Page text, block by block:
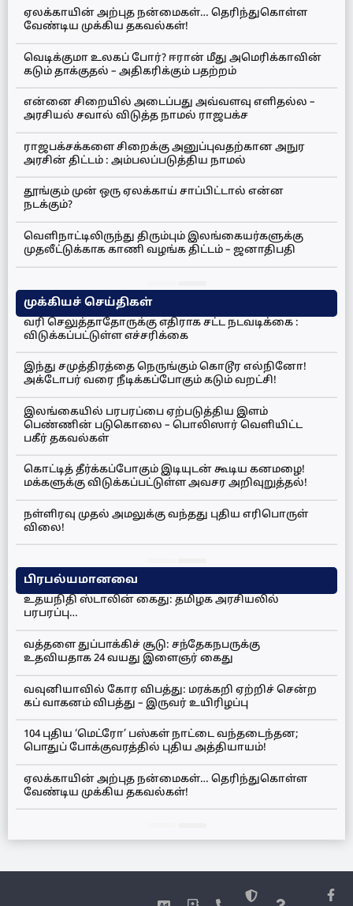
ஏலக்காயின் அற்புத நன்மைகள்… தெரிந்துகொள்ள
வேண்டிய முக்கிய தகவல்கள்!
வெடிக்குமா உலகப் போர்? ஈரான் மீது அமெரிக்காவின்
கடும் தாக்குதல் – அதிகரிக்கும் பதற்றம்
என்னை சிறையில் அடைப்பது அவ்வளவு எளிதல்ல –
அரசியல் சவால் விடுத்த நாமல் ராஜபக்ச
ராஜபக்சக்களை சிறைக்கு அனுப்புவதற்கான அநுர
அரசின் திட்டம் : அம்பலப்படுத்திய நாமல்
தூங்கும் முன் ஒரு ஏலக்காய் சாப்பிட்டால் என்ன
நடக்கும்?
வெளிநாட்டிலிருந்து திரும்பும் இலங்கையர்களுக்கு
முதலீட்டுக்காக காணி வழங்க திட்டம் – ஜனாதிபதி
முக்கியச் செய்திகள்
வரி செலுத்தாதோருக்கு எதிராக சட்ட நடவடிக்கை :
விடுக்கப்பட்டுள்ள எச்சரிக்கை
இந்து சமுத்திரத்தை நெருங்கும் கொடூர எல்நினோ!
அக்டோபர் வரை நீடிக்கப்போகும் கடும் வறட்சி!
இலங்கையில் பரபரப்பை ஏற்படுத்திய இளம்
பெண்ணின் படுகொலை – பொலிஸார் வெளியிட்ட
பகீர் தகவல்கள்
கொட்டித் தீர்க்கப்போகும் இடியுடன் கூடிய கனமழை!
மக்களுக்கு விடுக்கப்பட்டுள்ள அவசர அறிவுறுத்தல்!
நள்ளிரவு முதல் அமலுக்கு வந்தது புதிய எரிபொருள்
விலை!
பிரபல்யமானவை
உதயநிதி ஸ்டாலின் கைது: தமிழக அரசியலில்
பரபரப்பு…
வத்தளை துப்பாக்கிச் சூடு: சந்தேகநபருக்கு
உதவியதாக 24 வயது இளைஞர் கைது
வவுனியாவில் கோர விபத்து: மரக்கறி ஏற்றிச் சென்ற
கப் வாகனம் விபத்து – இருவர் உயிரிழப்பு
104 புதிய ‘மெட்ரோ’ பஸ்கள் நாட்டை வந்தடைந்தன;
பொதுப் போக்குவரத்தில் புதிய அத்தியாயம்!
ஏலக்காயின் அற்புத நன்மைகள்… தெரிந்துகொள்ள
வேண்டிய முக்கிய தகவல்கள்!